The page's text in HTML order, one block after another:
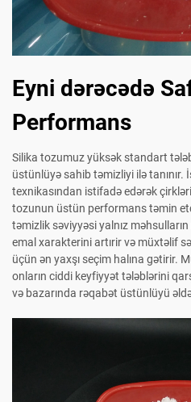
Eyni dərəcədə
Performans
Silika tozumuz yüksək standart
üstünlüyə sahib təmizliyi ilə
texnikasından istifadə edərək
tozunun üstün performans təmin
təmizlik səviyyəsi yalnız
emal xarakterini artırir və müxtəlif
üçün ən yaxşı seçim halına gətirir.
onların ciddi keyfiyyət tələblərini
və bazarında rəqabət üstünlüyü